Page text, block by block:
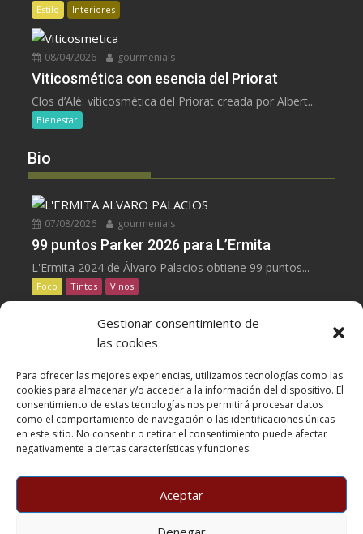
Gestionar consentimiento de
las cookies
Para ofrecer las mejores experiencias, utilizamos tecnologías como las
cookies para almacenar y/o acceder a la información del dispositivo. El
consentimiento de estas tecnologías nos permitirá procesar datos
como el comportamiento de navegación o las identificaciones únicas
en este sitio. No consentir o retirar el consentimiento puede afectar
negativamente a ciertas características y funciones.
Aceptar
Estilo Interiores
08/04/2026 gourmenials
Viticosmética con esencia del Priorat
Clos d’Alè: viticosmética del Priorat creada por Albert...
Bienestar
Bio
07/08/2026 gourmenials
99 puntos Parker 2026 para L’Ermita
L'Ermita 2024 de Álvaro Palacios obtiene 99 puntos...
Foco Tintos Vinos
Les Manyes 2021 de Terroir al Límit, Garnacha...
Foco Tintos Vinos
05/08/2026 gourmenials
05/08/26.Casa METT Sitges estrena hotel boutique de